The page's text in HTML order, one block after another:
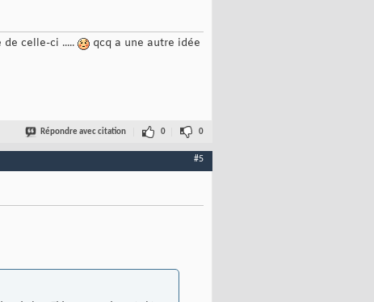
celle-ci ..... qcq a une autre idée
Répondre avec citation 0 0
#5